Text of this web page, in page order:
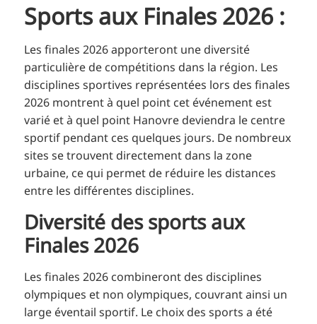
Sports aux Finales 2026 :
Les finales 2026 apporteront une diversité
particulière de compétitions dans la région. Les
disciplines sportives représentées lors des finales
2026 montrent à quel point cet événement est
varié et à quel point Hanovre deviendra le centre
sportif pendant ces quelques jours. De nombreux
sites se trouvent directement dans la zone
urbaine, ce qui permet de réduire les distances
entre les différentes disciplines.
Diversité des sports aux
Finales 2026
Les finales 2026 combineront des disciplines
olympiques et non olympiques, couvrant ainsi un
large éventail sportif. Le choix des sports a été